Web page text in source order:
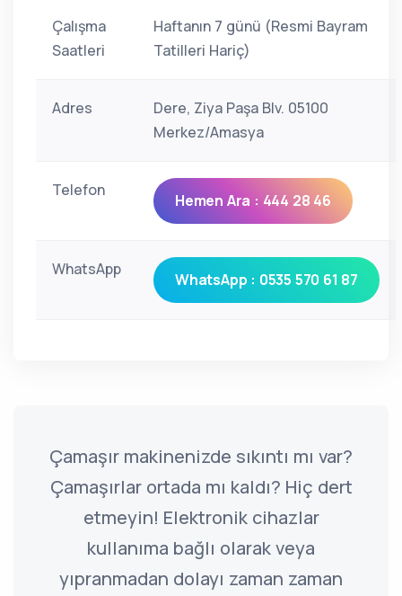
Çalışma
Saatleri
Haftanın 7 günü (Resmi Bayram
Tatilleri Hariç)
Adres
Dere, Ziya Paşa Blv. 05100
Merkez/Amasya
Telefon
Hemen Ara : 444 28 46
WhatsApp
WhatsApp : 0535 570 61 87
Çamaşır makinenizde sıkıntı mı var?
Çamaşırlar ortada mı kaldı? Hiç dert
etmeyin! Elektronik cihazlar
kullanıma bağlı olarak veya
yıpranmadan dolayı zaman zaman